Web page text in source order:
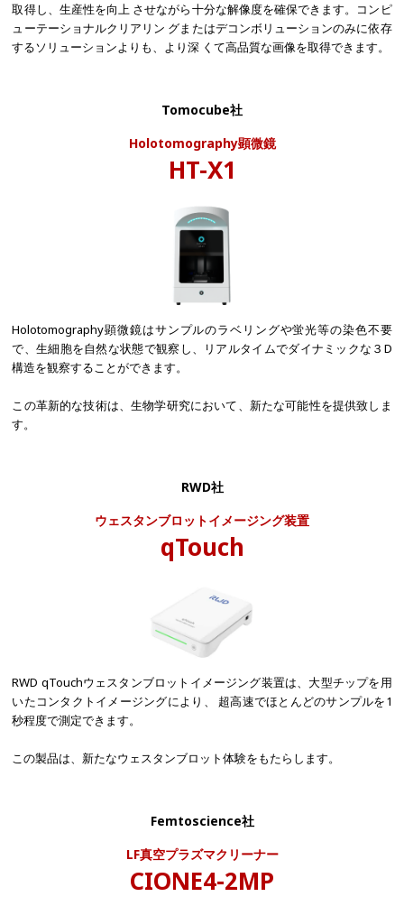
取得し、生産性を向上 させながら十分な解像度を確保できます。コンピ
ューテーショナルクリアリン グまたはデコンボリューションのみに依存
するソリューションよりも、より深 くて高品質な画像を取得できます。
Tomocube社
Holotomography顕微鏡​
HT-X1
Holotomography顕微鏡はサンプルのラベリングや蛍光等の染色不要
で、生細胞を自然な状態で観察し、リアルタイムでダイナミックな３D
構造を観察することができます。
この革新的な技術は、生物学研究において、新たな可能性を提供致しま
す。
RWD社
ウェスタンブロットイメージング装置
qTouch
RWD qTouchウェスタンブロットイメージング装置は、大型チップを用
いたコンタクトイメージングにより、 超高速でほとんどのサンプルを1
秒程度で測定できます。
この製品は、新たなウェスタンブロット体験をもたらします。
Femtoscience社
LF真空プラズマクリーナー​
CIONE4-2MP